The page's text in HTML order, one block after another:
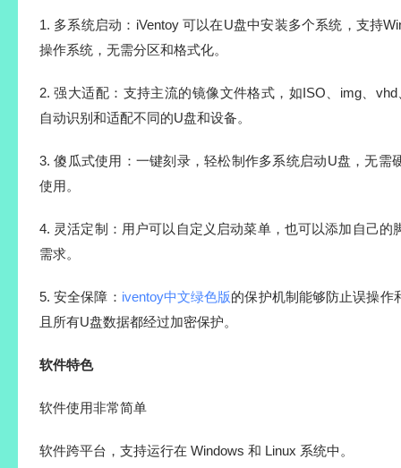
1. 多系统启动：iVentoy 可以在U盘中安装多个系统，支持
操作系统，无需分区和格式化。
2. 强大适配：支持主流的镜像文件格式，如ISO、img、
自动识别和适配不同的U盘和设备。
3. 傻瓜式使用：一键刻录，轻松制作多系统启动U盘，无需
使用。
4. 灵活定制：用户可以自定义启动菜单，也可以添加自己的
需求。
5. 安全保障： iventoy中文绿色版的保护机制能够防止误操作
且所有U盘数据都经过加密保护。
软件特色
软件使用非常简单
软件跨平台，支持运行在 Windows 和 Linux 系统中。